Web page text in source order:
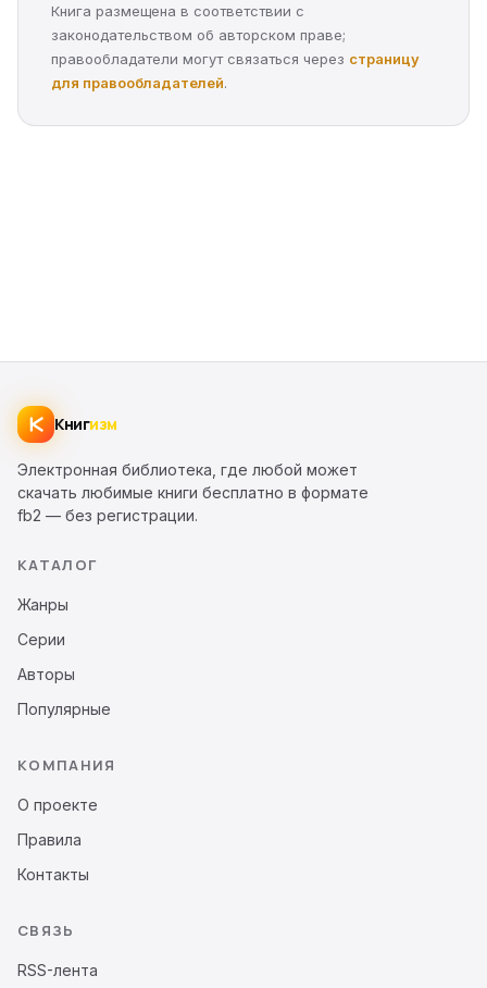
Книга размещена в соответствии с
законодательством об авторском праве;
правообладатели могут связаться через страницу
для правообладателей.
Книгизм
Электронная библиотека, где любой может
скачать любимые книги бесплатно в формате
fb2 — без регистрации.
КАТАЛОГ
Жанры
Серии
Авторы
Популярные
КОМПАНИЯ
О проекте
Правила
Контакты
СВЯЗЬ
RSS-лента